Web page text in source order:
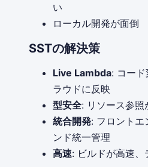
い
ローカル開発が面倒
SSTの解決策
Live Lambda: コード
ラウドに反映
型安全: リソース参照
統合開発: フロント
ンド統一管理
高速: ビルドが高速、